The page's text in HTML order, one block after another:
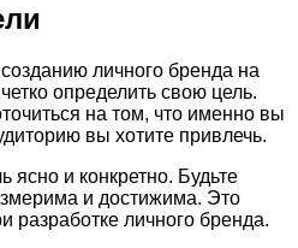
личного бренда на
определить свою цель.
на том, что именно вы
вы хотите привлечь.
и конкретно. Будьте
и достижима. Это
разработке личного бренда.